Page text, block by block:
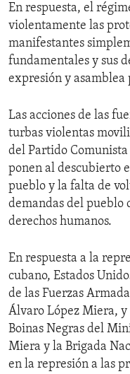
En respuesta, el
violentamente las
manifestantes
fundamentales y sus
expresión y asamblea
Las acciones de las
turbas violentas
del Partido
ponen al descubierto
pueblo y la falta de
demandas del pueblo
derechos humanos.
En respuesta a la
cubano, Estados
de las Fuerzas
Álvaro López Miera, y
Boinas Negras del
Miera y la Brigada
en la represión a las